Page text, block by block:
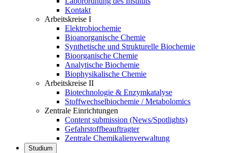
Kontakt
Arbeitskreise I
Elektrobiochemie
Bioanorganische Chemie
Synthetische und Strukturelle Biochemie
Bioorganische Chemie
Analytische Biochemie
Biophysikalische Chemie
Arbeitskreise II
Biotechnologie & Enzymkatalyse
Stoffwechselbiochemie / Metabolomics
Zentrale Einrichtungen
Content submission (News/Spotlights)
Gefahrstoffbeauftragter
Zentrale Chemikalienverwaltung
Studium